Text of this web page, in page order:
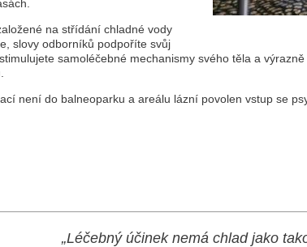
na střídání chladné vody
slovy odborníků podpoříte svůj
samoléčebné mechanismy svého těla a
není do balneoparku a areálu lázní povolen vstup se
„Léčebný účinek nemá chlad jako